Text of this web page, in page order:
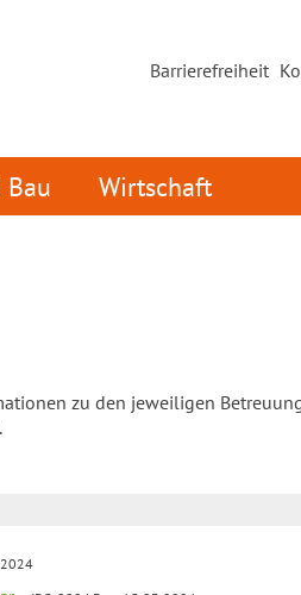
Barrierefreiheit
Wirtschaft
zu den jeweiligen